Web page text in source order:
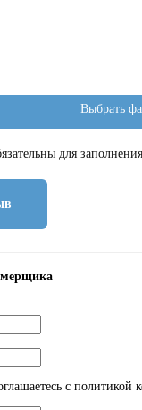
для заполнения
с политикой